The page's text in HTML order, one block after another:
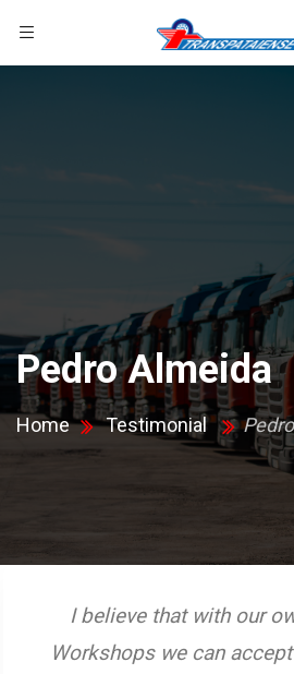
Pedro Almeida
Home Testimonial
I believe that with our
Workshops we can